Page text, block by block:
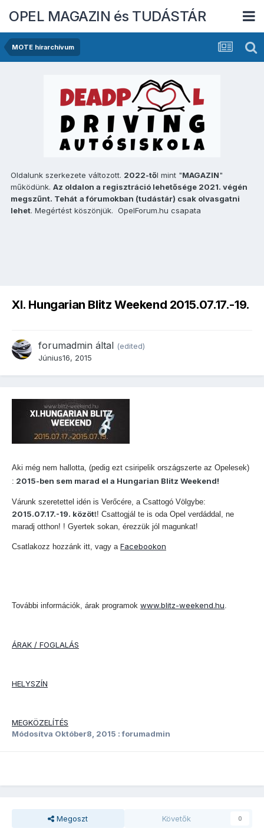
OPEL MAGAZIN és TUDÁSTÁR
MOTE hírarchívum
Oldalunk szerkezete változott. 2022-től mint "MAGAZIN"
működünk. Az oldalon a regisztráció lehetősége 2021. végén
megszűnt. Tehát a fórumokban (tudástár) csak olvasgatni
lehet. Megértést köszönjük. OpelForum.hu csapata
XI. Hungarian Blitz Weekend 2015.07.17.-19.
forumadmin által (edited)
Június16, 2015
Aki még nem hallotta, (pedig ezt csiripelik országszerte az Opelesek)
: 2015-ben sem marad el a Hungarian Blitz Weekend!
Várunk szeretettel idén is Verőcére, a Csattogó Völgybe:
2015.07.17.-19. között! Csattogjál te is oda Opel verdáddal, ne
maradj otthon! ! Gyertek sokan, érezzük jól magunkat!
Csatlakozz hozzánk itt, vagy a Facebookon
További információk, árak programok www.blitz-weekend.hu.
ÁRAK / FOGLALÁS
HELYSZÍN
MEGKÖZELÍTÉS
Módosítva Október8, 2015 : forumadmin
Megoszt Követők 0